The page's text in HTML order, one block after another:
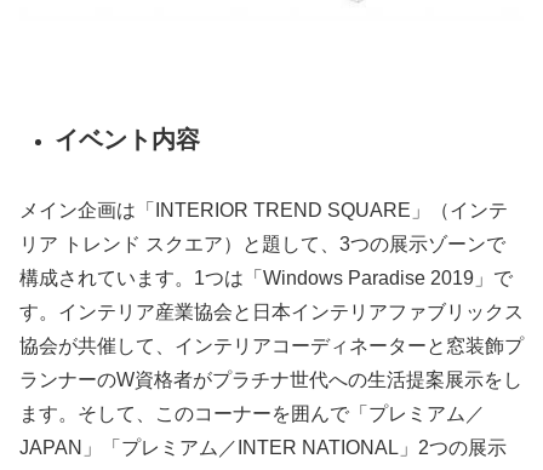
イベント内容
メイン企画は「INTERIOR TREND SQUARE」（インテ
リア トレンド スクエア）と題して、3つの展示ゾーンで
構成されています。1つは「Windows Paradise 2019」で
す。インテリア産業協会と日本インテリアファブリックス
協会が共催して、インテリアコーディネーターと窓装飾プ
ランナーのW資格者がプラチナ世代への生活提案展示をし
ます。そして、このコーナーを囲んで「プレミアム／
JAPAN」「プレミアム／INTER NATIONAL」2つの展示